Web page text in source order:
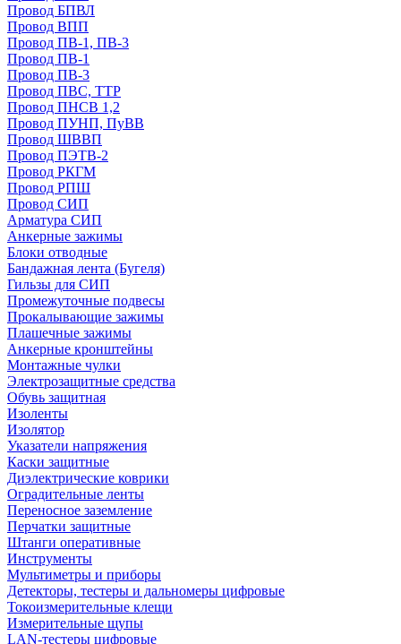
Провод БПВЛ
Провод ВПП
Провод ПВ-1, ПВ-3
Провод ПВ-1
Провод ПВ-3
Провод ПВС, ТТР
Провод ПНСВ 1,2
Провод ПУНП, ПуВВ
Провод ШВВП
Провод ПЭТВ-2
Провод РКГМ
Провод РПШ
Провод СИП
Арматура СИП
Анкерные зажимы
Блоки отводные
Бандажная лента (Бугеля)
Гильзы для СИП
Промежуточные подвесы
Прокалывающие зажимы
Плашечные зажимы
Анкерные кронштейны
Монтажные чулки
Электрозащитные средства
Обувь защитная
Изоленты
Изолятор
Указатели напряжения
Каски защитные
Диэлектрические коврики
Оградительные ленты
Переносное заземление
Перчатки защитные
Штанги оперативные
Инструменты
Мультиметры и приборы
Детекторы, тестеры и дальномеры цифровые
Токоизмерительные клещи
Измерительные щупы
LAN-тестеры цифровые